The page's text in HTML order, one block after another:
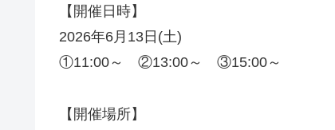
【開催日時】
2026年6月13日(土)
①11:00～ ②13:00～ ③15:00～
【開催場所】